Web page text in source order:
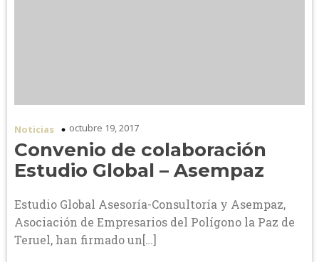
Noticias octubre 19, 2017
Convenio de colaboración
Estudio Global – Asempaz
Estudio Global Asesoría-Consultoría y Asempaz,
Asociación de Empresarios del Polígono la Paz de
Teruel, han firmado un[…]